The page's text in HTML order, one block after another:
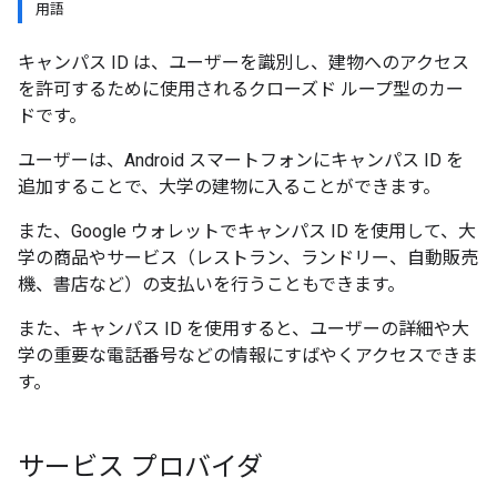
用語
キャンパス ID は、ユーザーを識別し、建物へのアクセス
を許可するために使用されるクローズド ループ型のカー
ドです。
ユーザーは、Android スマートフォンにキャンパス ID を
追加することで、大学の建物に入ることができます。
また、Google ウォレットでキャンパス ID を使用して、大
学の商品やサービス（レストラン、ランドリー、自動販売
機、書店など）の支払いを行うこともできます。
また、キャンパス ID を使用すると、ユーザーの詳細や大
学の重要な電話番号などの情報にすばやくアクセスできま
す。
サービス プロバイダ